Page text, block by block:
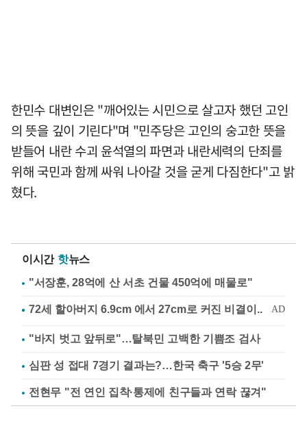
한민수 대변인은 "깨어있는 시민으로 살고자 했던 고인
의 뜻을 깊이 기린다"며 "민주당은 고인의 숭고한 뜻을
받들어 내란 수괴 윤석열의 파면과 내란세력의 단죄를
위해 국민과 함께 싸워 나아갈 것을 굳게 다짐한다"고 밝
혔다.
이시간 핫뉴스
"서장훈, 28억에 산 서초 건물 450억에 매물로"
"바지 벗고 앞뒤로"…탈북민 고백한 기쁨조 검사
심판 성 접대 7경기 결과는?…한국 축구 '5승 2무'
전현무 "전 연인 집착·통제에 친구들과 연락 끊겨"